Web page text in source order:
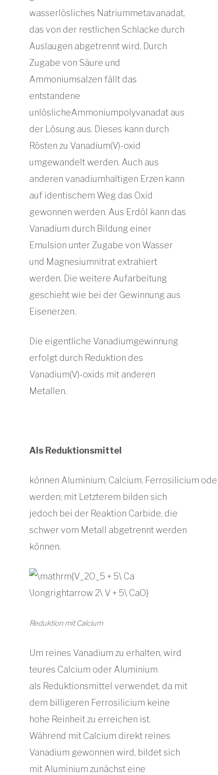
wasserlösliches Natriummetavanadat,
das von der restlichen Schlacke durch
Auslaugen abgetrennt wird. Durch
Zugabe von Säure und
Ammoniumsalzen fällt das
entstandene
unlöslicheAmmoniumpolyvanadat aus
der Lösung aus. Dieses kann durch
Rösten zu Vanadium(V)-oxid
umgewandelt werden. Auch aus
anderen vanadiumhaltigen Erzen kann
auf identischem Weg das Oxid
gewonnen werden. Aus Erdöl kann das
Vanadium durch Bildung einer
Emulsion unter Zugabe von Wasser
und Magnesiumnitrat extrahiert
werden. Die weitere Aufarbeitung
geschieht wie bei der Gewinnung aus
Eisenerzen.
Die eigentliche Vanadiumgewinnung
erfolgt durch Reduktion des
Vanadium(V)-oxids mit anderen
Metallen.
Als Reduktionsmittel
können Aluminium, Calcium, Ferrosilicium
werden; mit Letzterem bilden sich
jedoch bei der Reaktion Carbide, die
schwer vom Metall abgetrennt werden
können.
Reduktion mit Calcium
Um reines Vanadium zu erhalten, wird
teures Calcium oder Aluminium
als Reduktionsmittel verwendet, da mit
dem billigeren Ferrosilicium keine
hohe Reinheit zu erreichen ist.
Während mit Calcium direkt reines
Vanadium gewonnen wird, bildet sich
mit Aluminium zunächst eine